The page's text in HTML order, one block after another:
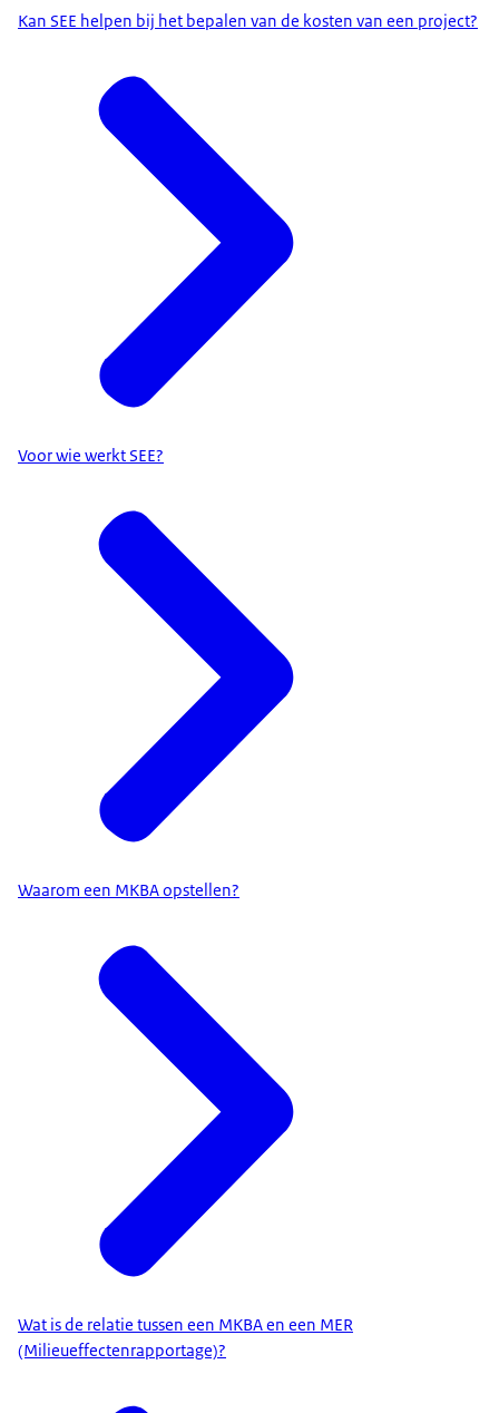
Kan SEE helpen bij het bepalen van de kosten van een project?
Voor wie werkt SEE?
Waarom een MKBA opstellen?
Wat is de relatie tussen een MKBA en een MER
(Milieueffectenrapportage)?